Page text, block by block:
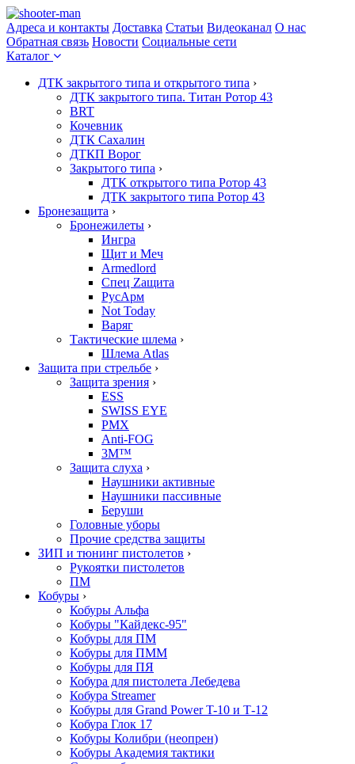
Адреса и контакты Доставка Статьи Видеоканал О нас
Обратная связь Новости Социальные сети
Каталог
ДТК закрытого типа и открытого типа ›
ДТК закрытого типа. Титан Ротор 43
BRT
Кочевник
ДТК Сахалин
ДТКП Ворог
Закрытого типа ›
ДТК открытого типа Ротор 43
ДТК закрытого типа Ротор 43
Бронезащита ›
Бронежилеты ›
Ингра
Щит и Меч
Armedlord
Спец Zащита
РусАрм
Not Today
Варяг
Тактические шлема ›
Шлема Atlas
Защита при стрельбе ›
Защита зрения ›
ESS
SWISS EYE
PMX
Anti-FOG
3M™
Защита слуха ›
Наушники активные
Наушники пассивные
Беруши
Головные уборы
Прочие средства защиты
ЗИП и тюнинг пистолетов ›
Рукоятки пистолетов
ПМ
Кобуры ›
Кобуры Альфа
Кобуры "Кайдекс-95"
Кобуры для ПМ
Кобуры для ПММ
Кобуры для ПЯ
Кобура для пистолета Лебедева
Кобура Streamer
Кобуры для Grand Power T-10 и Т-12
Кобура Глок 17
Кобуры Колибри (неопрен)
Кобуры Академия тактики